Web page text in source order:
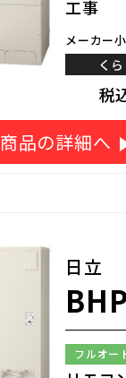
工事
メーカー
く
税
商品の詳細へ
日立
フルオー